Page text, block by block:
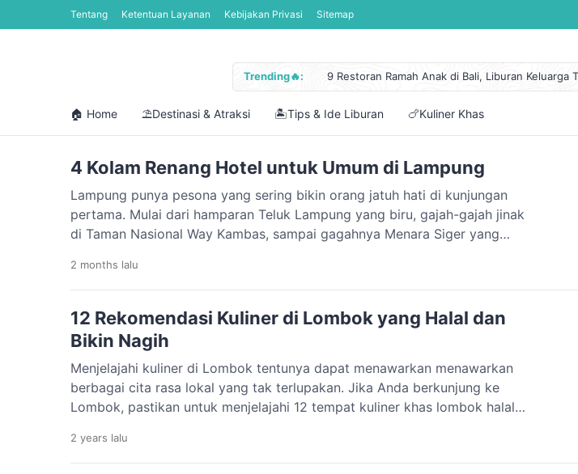
Tentang Ketentuan Layanan Kebijakan Privasi Sitemap
Trending🔥:
9 Restoran Ramah Anak di Bali, Liburan Keluarga
Jadwal Lengkap Kapal Pelni KM Sirimau Maret
Liburan Eksotis di Pantai Cipanarikan, Permata
🏠 Home ⛱️Destinasi & Atraksi 🏝️Tips & Ide Liburan 🍗Kuliner Khas
4 Kolam Renang Hotel untuk Umum di Lampung
Lampung punya pesona yang sering bikin orang jatuh hati di kunjungan
pertama. Mulai dari hamparan Teluk Lampung yang biru, gajah-gajah jinak
di Taman Nasional Way Kambas, sampai gagahnya Menara Siger yang
Selain berburu pantai atau menyusuri kuliner khas seperti seruit dan
pempek Lampung, ada satu aktivitas […]
2 months lalu
12 Rekomendasi Kuliner di Lombok yang Halal dan
Bikin Nagih
Menjelajahi kuliner di Lombok tentunya dapat menawarkan menawarkan
berbagai cita rasa lokal yang tak terlupakan. Jika Anda berkunjung ke
Lombok, pastikan untuk menjelajahi 12 tempat kuliner khas lombok halal
Lombok yang Halal dan Nikmat Di bawah ini adalah 12 daftar makanan
enak di […]
2 years lalu